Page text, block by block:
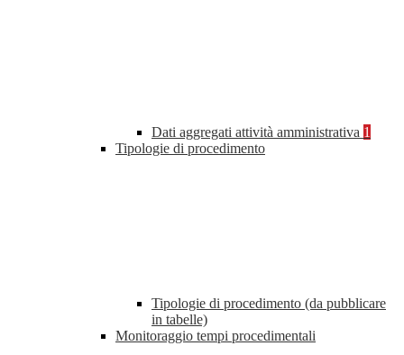
Dati aggregati attività amministrativa 1
Tipologie di procedimento
Tipologie di procedimento (da pubblicare
in tabelle)
Monitoraggio tempi procedimentali